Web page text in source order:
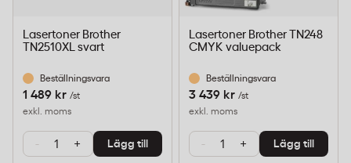
Lasertoner Brother
TN2510XL svart
Beställningsvara
1 489 kr /st
exkl. moms
- + Lägg till
Lasertoner Brother TN248
CMYK valuepack
Beställningsvara
3 439 kr /st
exkl. moms
- + Lägg till